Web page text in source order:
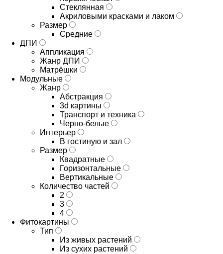
Стеклянная
Акриловыми красками и лаком
Размер
Средние
ДПИ
Аппликация
Жанр ДПИ
Матрёшки
Модульные
Жанр
Абстракция
3d картины
Транспорт и техника
Черно-белые
Интерьер
В гостиную и зал
Размер
Квадратные
Горизонтальные
Вертикальные
Количество частей
2
3
4
Фитокартины
Тип
Из живых растений
Из сухих растений